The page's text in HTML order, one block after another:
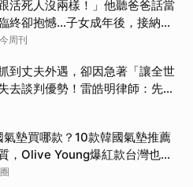
活死人沒兩樣！」他聽爸爸話當
終卻抱憾…子女成年後，接納與
周刊
到丈夫外遇，卻因急著「讓全世
去談判優勢！雷皓明律師：先守
有選擇
墊買哪款？10款韓國氣墊推薦
，Olive Young爆紅款台灣也能